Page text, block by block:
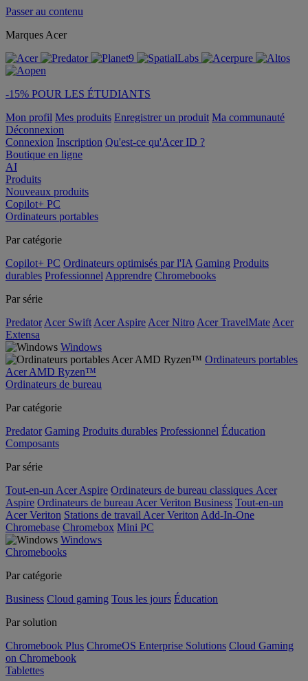
Passer au contenu
Marques Acer
-15% POUR LES ÉTUDIANTS
Mon profil Mes produits Enregistrer un produit Ma communauté
Déconnexion
Connexion Inscription Qu'est-ce qu'Acer ID ?
Boutique en ligne
AI
Produits
Nouveaux produits
Copilot+ PC
Ordinateurs portables
Par catégorie
Copilot+ PC Ordinateurs optimisés par l'IA Gaming Produits
durables Professionnel Apprendre Chromebooks
Par série
Predator Acer Swift Acer Aspire Acer Nitro Acer TravelMate Acer
Extensa
Windows
Ordinateurs portables
Acer AMD Ryzen™
Ordinateurs de bureau
Par catégorie
Predator Gaming Produits durables Professionnel Éducation
Composants
Par série
Tout-en-un Acer Aspire Ordinateurs de bureau classiques Acer
Aspire Ordinateurs de bureau Acer Veriton Business Tout-en-un
Acer Veriton Stations de travail Acer Veriton Add-In-One
Chromebase Chromebox Mini PC
Windows
Chromebooks
Par catégorie
Business Cloud gaming Tous les jours Éducation
Par solution
Chromebook Plus ChromeOS Enterprise Solutions Cloud Gaming
on Chromebook
Tablettes